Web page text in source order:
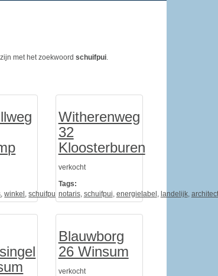
met het zoekwoord schuifpui.
,winkel ,schuifpui ,ligbad
Witherenweg
32
Kloosterburen
verkocht
Tags:
notaris, schuifpui, energielabel , landelijk, architect
Blauwborg
26 Winsum
verkocht